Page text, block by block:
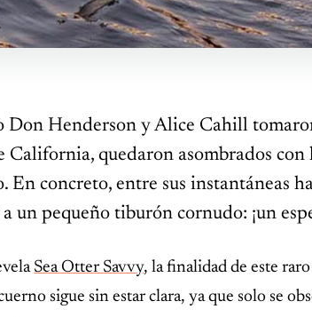
Don Henderson y Alice Cahill
California, quedaron asombrados
En concreto, entre sus instantáneas
a un pequeño tiburón cornudo: ¡un
Sea Otter Savvy, la finalidad de este
sigue sin estar clara, ya que solo se